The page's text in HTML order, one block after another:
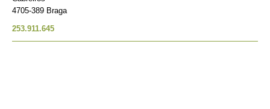
4705-389 Braga
253.911.645